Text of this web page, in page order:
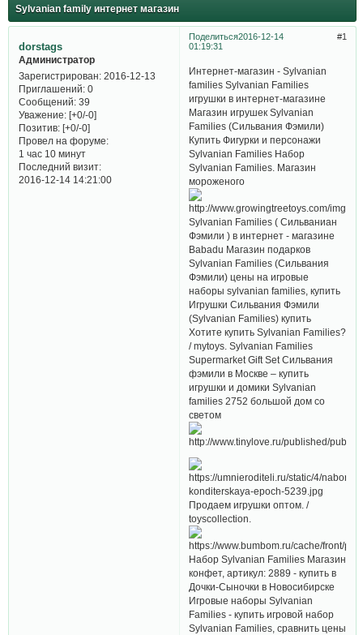
Sylvanian family интернет магазин
Поделиться 1
2016-12-14
01:19:31
dorstags
Администратор
Зарегистрирован: 2016-12-13
Приглашений:0
Сообщений:39
Уважение: [+0/-0]
Позитив: [+0/-0]
Провел на форуме:
1 час 10 минут
Последний визит:
2016-12-14 14:21:00
Интернет-магазин - Sylvanian
families Sylvanian Families
игрушки в интернет-магазине
Магазин игрушек Sylvanian
Families (Сильвания Фэмили)
Купить Фигурки и персонажи
Sylvanian Families Набор
Sylvanian Families. Магазин
мороженого
Sylvanian Families ( Сильваниан
Фэмили ) в интернет - магазине
Babadu Магазин подарков
Sylvanian Families (Сильвания
Фэмили) цены на игровые
наборы sylvanian families, купить
Игрушки Сильвания Фэмили
(Sylvanian Families) купить
Хотите купить Sylvanian Families?
/ mytoys. Sylvanian Families
Supermarket Gift Set Cильвания
фэмили в Москве – купить
игрушки и домики Sylvanian
families 2752 большой дом со
светом
Продаем игрушки оптом. /
toyscollection.
Набор Sylvanian Families Магазин
конфет, артикул: 2889 - купить в
Дочки-Сыночки в Новосибирске
Игровые наборы Sylvanian
Families - купить игровой набор
Sylvanian Families, сравнить цены